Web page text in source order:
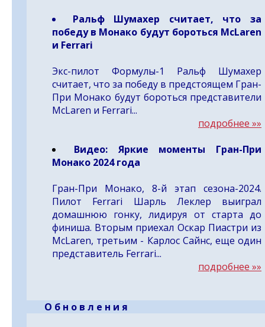
Ральф Шумахер считает, что за
победу в Монако будут бороться McLaren
и Ferrari
Экс-пилот Формулы-1 Ральф Шумахер
считает, что за победу в предстоящем Гран-
При Монако будут бороться представители
McLaren и Ferrari...
подробнее »»
Видео:Яркие моменты Гран-При
Монако 2024 года
Гран-При Монако, 8-й этап сезона-2024.
Пилот Ferrari Шарль Леклер выиграл
домашнюю гонку, лидируя от старта до
финиша. Вторым приехал Оскар Пиастри из
McLaren, третьим - Карлос Сайнс, еще один
представитель Ferrari...
подробнее »»
О б н о в л е н и я